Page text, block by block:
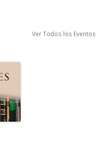
Ver Todos los Eventos